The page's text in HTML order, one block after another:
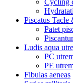
Piscatus
Patet
Ludis aqua
PC
PE
Fibulas aeneas